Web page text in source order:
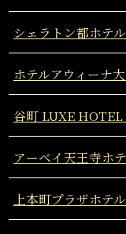
シェラトン都ホ
ホテルアウィー
谷町 LUXE
アーベイ天王寺
上本町プラザホ